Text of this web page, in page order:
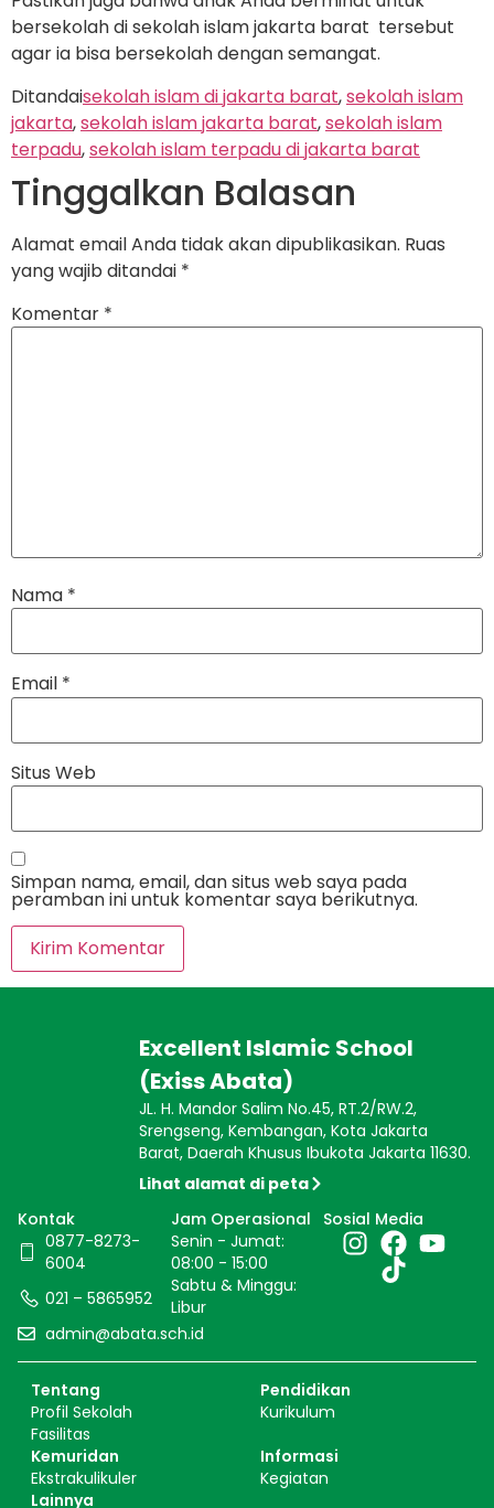
bersekolah di sekolah islam jakarta barat tersebut
agar ia bisa bersekolah dengan semangat.
Ditandaisekolah islam di jakarta barat,sekolah islam
jakarta,sekolah islam jakarta barat,sekolah islam
terpadu,sekolah islam terpadu di jakarta barat
Tinggalkan Balasan
Alamat email Anda tidak akan dipublikasikan. Ruas
yang wajib ditandai *
Komentar *
Nama *
Email *
Situs Web
Simpan nama, email, dan situs web saya pada
peramban ini untuk komentar saya berikutnya.
Excellent Islamic School
(Exiss Abata)
JL. H. Mandor Salim No.45, RT.2/RW.2,
Srengseng, Kembangan, Kota Jakarta
Barat, Daerah Khusus Ibukota Jakarta 11630.
Lihat alamat di peta
Kontak
0877-8273-
6004
021 – 5865952
admin@abata.sch.id
Jam Operasional
Senin - Jumat:
08:00 - 15:00
Sabtu & Minggu:
Libur
Sosial Media
Tentang
Profil Sekolah
Fasilitas
Pendidikan
Kurikulum
Kemuridan
Ekstrakulikuler
Informasi
Kegiatan
Lainnya